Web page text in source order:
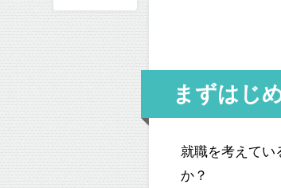
まずはじ
就職を考えてい
か？